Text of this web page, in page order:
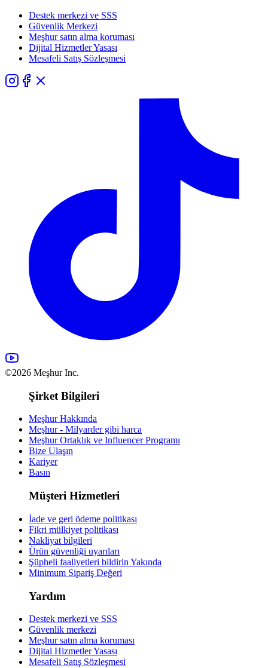
Destek merkezi ve SSS
Güvenlik Merkezi
Meşhur satın alma koruması
Dijital Hizmetler Yasası
Mesafeli Satış Sözleşmesi
©2026 Meşhur Inc.
Şirket Bilgileri
Meşhur Hakkında
Meşhur - Milyarder gibi harca
Meşhur Ortaklık ve Influencer Programı
Bize Ulaşın
Kariyer
Basın
Müşteri Hizmetleri
İade ve geri ödeme politikası
Fikri mülkiyet politikası
Nakliyat bilgileri
Ürün güvenliği uyarıları
Şüpheli faaliyetleri bildirin Yakında
Minimum Sipariş Değeri
Yardım
Destek merkezi ve SSS
Güvenlik merkezi
Meşhur satın alma koruması
Dijital Hizmetler Yasası
Mesafeli Satış Sözleşmesi